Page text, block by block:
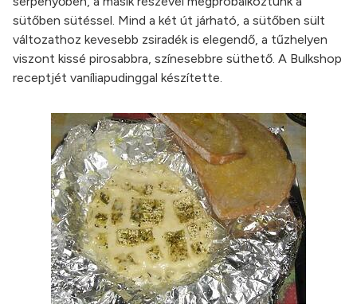
sütőben sütéssel. Mind a két út járható, a sütőben sült
változathoz kevesebb zsiradék is elegendő, a tűzhelyen
viszont kissé pirosabbra, színesebbre süthető. A Bulkshop
receptjét vaníliapudinggal készítette.